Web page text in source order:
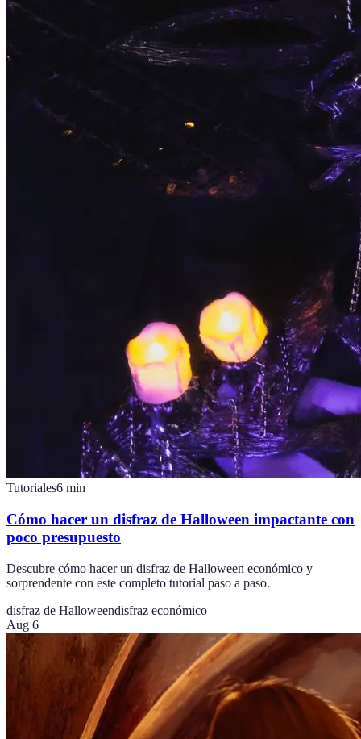
Tutoriales6 min
Cómo hacer un disfraz de Halloween impactante con
poco presupuesto
Descubre cómo hacer un disfraz de Halloween económico y
sorprendente con este completo tutorial paso a paso.
disfraz de Halloweendisfraz económico
Aug 6